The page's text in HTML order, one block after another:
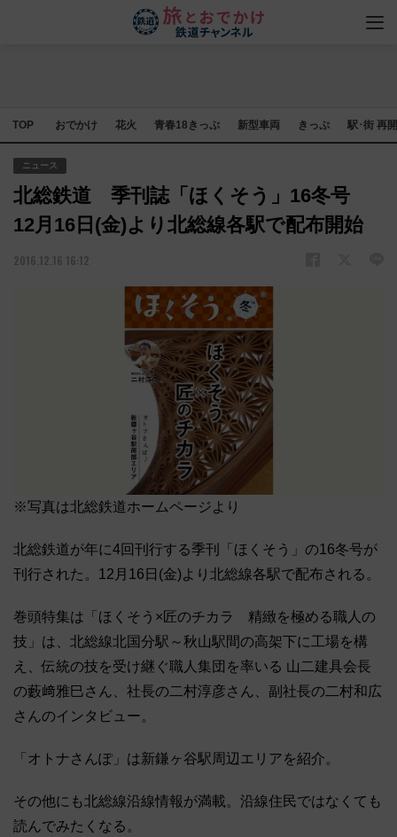
TOP おでかけ 花火 青春18きっぷ 新型車両 きっぷ 駅･街 再
ニュース
北総鉄道 季刊誌「ほくそう」16冬号
12月16日(金)より北総線各駅で配布開始
2016.12.16 16:12
※写真は北総鉄道ホームページより
北総鉄道が年に4回刊行する季刊「ほくそう」の16冬号が
刊行された。12月16日(金)より北総線各駅で配布される。
巻頭特集は「ほくそう×匠のチカラ 精緻を極める職人の
技」は、北総線北国分駅～秋山駅間の高架下に工場を構
え、伝統の技を受け継ぐ職人集団を率いる 山二建具会長
の藪﨑雅巳さん、社長の二村淳彦さん、副社長の二村和広
さんのインタビュー。
「オトナさんぽ」は新鎌ヶ谷駅周辺エリアを紹介。
その他にも北総線沿線情報が満載。沿線住民ではなくても
読んでみたくなる。